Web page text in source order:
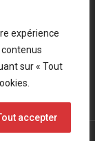
expérience
sur « Tout
accepter